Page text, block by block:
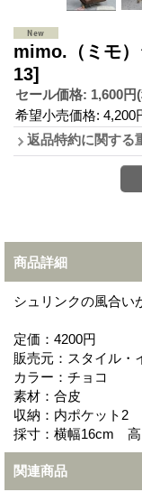
mimo.（ミモ
13]
セール価格: 1,600円
希望小売価格: 4,200
返品特約に関する
商品詳細
シュリンクの風合い
定価：4200円
販売元：スタイル・
カラー：チョコ
素材：合皮
収納：内ポケット2
採寸：横幅16cm 高
関連商品